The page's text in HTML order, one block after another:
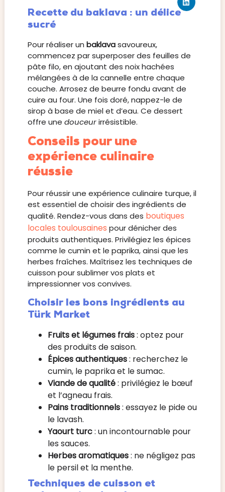
Recette du baklava : un délice
sucré
Pour réaliser un baklavasavoureux,
commencez par superposer des feuilles de
pâte filo, en ajoutant des noix hachées
mélangées à de la cannelle entre chaque
couche. Arrosez de beurre fondu avant de
cuire au four. Une fois doré, nappez-le de
sirop à base de miel et d’eau. Ce dessert
offre une douceurirrésistible.
Conseils pour une
expérience culinaire
réussie
Pour réussir une expérience culinaire turque, il
est essentiel de choisir des ingrédients de
qualité. Rendez-vous dans des boutiques
locales toulousaines pour dénicher des
produits authentiques. Privilégiez les épices
comme le cumin et le paprika, ainsi que les
herbes fraîches. Maîtrisez les techniques de
cuisson pour sublimer vos plats et
impressionner vos convives.
Choisir les bons ingrédients au
Türk Market
Fruits et légumes frais: optez pour
des produits de saison.
Épices authentiques: recherchez le
cumin, le paprika et le sumac.
Viande de qualité: privilégiez le bœuf
et l’agneau frais.
Pains traditionnels: essayez le pide ou
le lavash.
Yaourt turc: un incontournable pour
les sauces.
Herbes aromatiques: ne négligez pas
le persil et la menthe.
Techniques de cuisson et